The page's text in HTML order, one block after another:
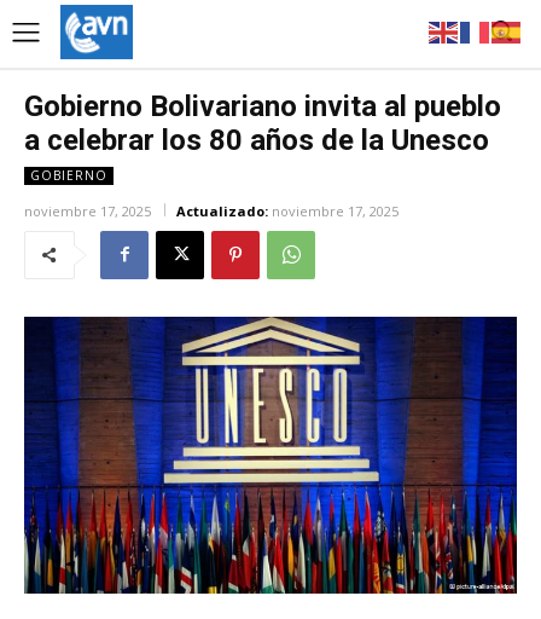
Gobierno Bolivariano invita al pueblo
a celebrar los 80 años de la Unesco
GOBIERNO
noviembre 17, 2025 Actualizado: noviembre 17, 2025